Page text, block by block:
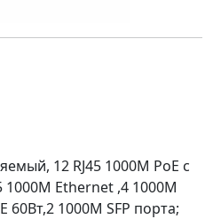
12 RJ45 1000M PoE с
1000M Ethernet ,4 1000M
60Вт,2 1000М SFP порта;